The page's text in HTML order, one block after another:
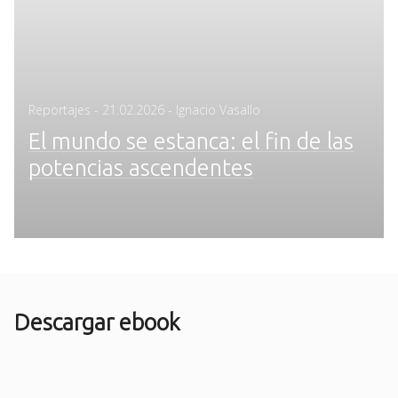
Reportajes - Posted
on
21.02.2026 - Ignacio Vasallo
El mundo se estanca: el fin de las
potencias ascendentes
Descargar ebook